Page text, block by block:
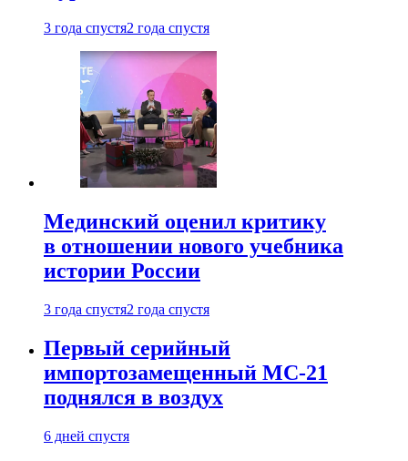
3 года спустя2 года спустя
Мединский оценил критику
в отношении нового учебника
истории России
3 года спустя2 года спустя
Первый серийный
импортозамещенный МС-21
поднялся в воздух
6 дней спустя